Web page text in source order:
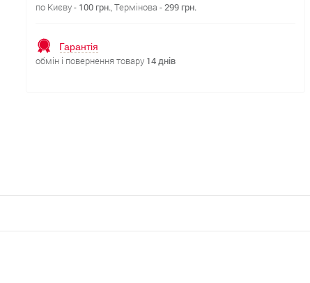
по Києву - 100 грн., Термінова -299 грн.
Гарантія
обмін і повернення товару 14 днів